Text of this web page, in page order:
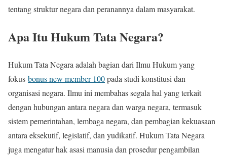
tentang struktur negara dan peranannya dalam masyarakat.
Apa Itu Hukum Tata Negara?
Hukum Tata Negara adalah bagian dari Ilmu Hukum yang
fokus bonus new member 100pada studi konstitusi dan
organisasi negara. Ilmu ini membahas segala hal yang terkait
dengan hubungan antara negara dan warga negara, termasuk
sistem pemerintahan, lembaga negara, dan pembagian kekuasaan
antara eksekutif, legislatif, dan yudikatif. Hukum Tata Negara
juga mengatur hak asasi manusia dan prosedur pengambilan